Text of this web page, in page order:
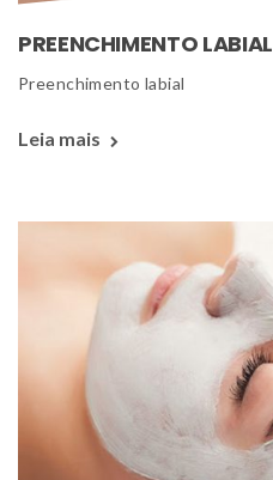
PREENCHIMENTO LABIAL
Preenchimento labial
Leia mais